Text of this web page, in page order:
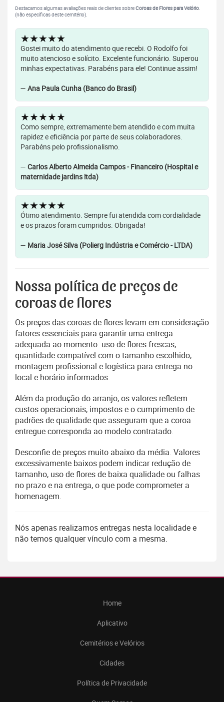
Destacamos algumas avaliações reais de clientes sobreCoroas de Flores para Velório.
(não específicas deste cemitério).
★★★★★
Gostei muito do atendimento que recebi. O Rodolfo foi
muito atencioso e solícito. Excelente funcionário. Superou
minhas expectativas. Parabéns para ele! Continue assim!
— Ana Paula Cunha (Banco do Brasil)
★★★★★
Como sempre, extremamente bem atendido e com muita
rapidez e eficiência por parte de seus colaboradores.
Parabéns pelo profissionalismo.
— Carlos Alberto Almeida Campos - Financeiro (Hospital e
maternidade jardins ltda)
★★★★★
Ótimo atendimento. Sempre fui atendida com cordialidade
e os prazos foram cumpridos. Obrigada!
— Maria José Silva (Polierg Indústria e Comércio - LTDA)
Nossa política de preços de
coroas de flores
Os preços das coroas de flores levam em consideração
fatores essenciais para garantir uma entrega
adequada ao momento: uso de flores frescas,
quantidade compatível com o tamanho escolhido,
montagem profissional e logística para entrega no
local e horário informados.
Além da produção do arranjo, os valores refletem
custos operacionais, impostos e o cumprimento de
padrões de qualidade que asseguram que a coroa
entregue corresponda ao modelo contratado.
Desconfie de preços muito abaixo da média. Valores
excessivamente baixos podem indicar redução de
tamanho, uso de flores de baixa qualidade ou falhas
no prazo e na entrega, o que pode comprometer a
homenagem.
Nós apenas realizamos entregas nesta localidade e
não temos qualquer vínculo com a mesma.
Home
Aplicativo
Cemitérios e Velórios
Cidades
Política de Privacidade